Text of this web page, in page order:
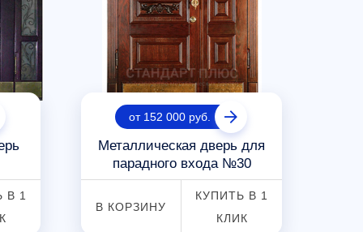
В 1
от 152 000 руб.
Металлическая дверь для
парадного входа №30
В КОРЗИНУ
КУПИТЬ В 1
КЛИК